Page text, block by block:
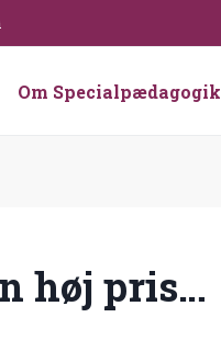
Om Specialpædagogik
høj pris…